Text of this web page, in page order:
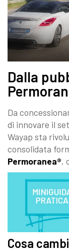
Dalla
Da
di innovare il
Wayap sta
consolidata
Permoranea®,
Cosa